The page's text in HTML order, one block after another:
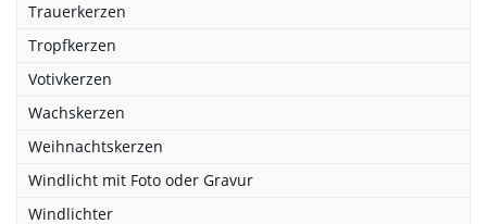
Trauerkerzen
Tropfkerzen
Votivkerzen
Wachskerzen
Weihnachtskerzen
Windlicht mit Foto oder Gravur
Windlichter